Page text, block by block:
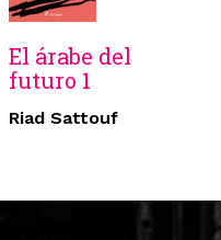
El árabe del
futuro 1
Riad Sattouf